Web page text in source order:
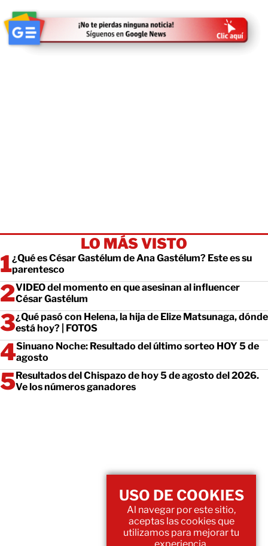
LO MÁS VISTO
¿Qué es César Gastélum de Ana Gastélum? Este es su
parentesco
VIDEO del momento en que asesinan al influencer
César Gastélum
¿Qué pasó con Helena, la hija de Elize Matsunaga, dónde
está hoy? | FOTOS
Sinuano Noche: Resultado del último sorteo HOY 5 de
agosto
Resultados del Chispazo de hoy 5 de agosto del 2026.
Ve los números ganadores
USO DE COOKIES
Al navegar por este sitio,
aceptas las cookies que
utilizamos para mejorar tu